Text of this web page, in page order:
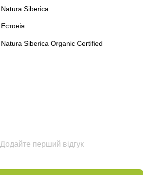
Natura Siberica
Естонія
Natura Siberica Organic Certified
Додайте перший відгук